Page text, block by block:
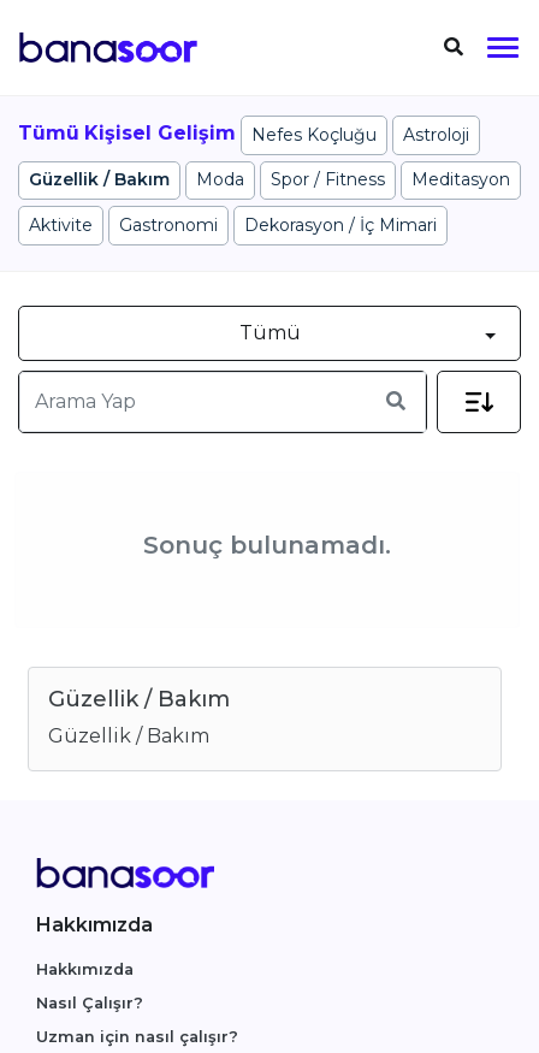
Tümü Kişisel Gelişim Nefes Koçluğu Astroloji
Güzellik / Bakım Moda Spor / Fitness Meditasyon
Aktivite Gastronomi Dekorasyon / İç Mimari
Tümü
Sonuç bulunamadı.
Güzellik / Bakım
Güzellik / Bakım
Hakkımızda
Hakkımızda
Nasıl Çalışır?
Uzman için nasıl çalışır?